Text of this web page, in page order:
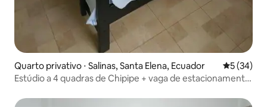
Quarto privativo ⋅ Salinas, Santa Elena, Ecuador 5 de uma
5 (34)
Estúdio a 4 quadras de Chipipe + vaga de estacionamento